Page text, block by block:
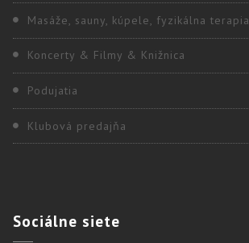
Masáže, sauny, kúpele, fyzikálna terapia
Koncerty & Filmy & Knižnica
Podujatia
Klubová predajňa
Sociálne siete